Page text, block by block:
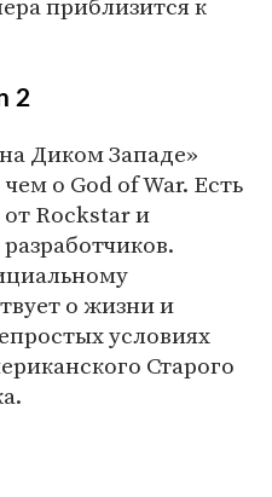
2
Диком Западе»
о God of War. Есть
Rockstar и
о жизни и
условиях
Старого